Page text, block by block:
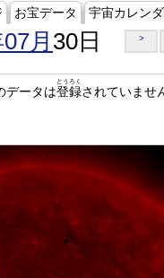
お宝データ 宇宙カレン
月 30日 >
データは登録
とうろく
されていませ